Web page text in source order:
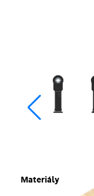
Materiály